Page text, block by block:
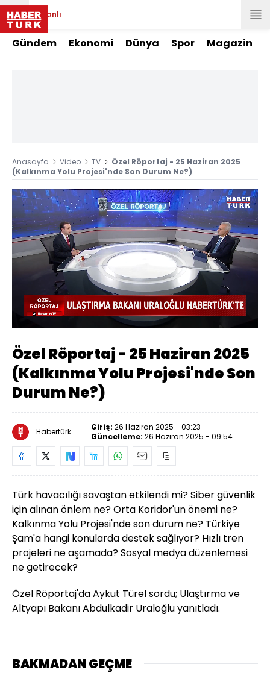
Canlı
Gündem Ekonomi Dünya Spor Magazin
Anasayfa Video TV
Özel Röportaj - 25 Haziran 2025
(Kalkınma Yolu Projesi'nde Son Durum Ne?)
Sesi
Aç
Yüklendi:
3.81%
Oynatma
Hızı
Özel Röportaj - 25 Haziran 2025
(Kalkınma Yolu Projesi'nde Son
Durum Ne?)
Habertürk Giriş: 26 Haziran 2025 - 03:23
Güncelleme: 26 Haziran 2025 - 09:54
Türk havacılığı savaştan etkilendi mi? Siber güvenlik
için alınan önlem ne? Orta Koridor'un önemi ne?
Kalkınma Yolu Projesi'nde son durum ne? Türkiye
Şam'a hangi konularda destek sağlıyor? Hızlı tren
projeleri ne aşamada? Sosyal medya düzenlemesi
ne getirecek?
Özel Röportaj'da Aykut Türel sordu; Ulaştırma ve
Altyapı Bakanı Abdulkadir Uraloğlu yanıtladı.
BAKMADAN GEÇME